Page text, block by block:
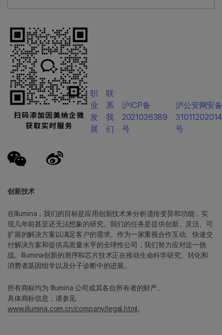
创新技术
在Illumina，我们的目标是应用创新技术来分析遗传变异和功能，实
现几年前甚至还无法想象的研究。我们的任务是提供创新、灵活、可
扩展的解决方案以满足客户的需求。作为一家重视合作互动、快速交
付解决方案和提供高质量水平的全球性公司，我们努力应对这一挑
战。Illumina创新的测序和芯片技术正在推动生命科学研究、转化和
消费者基因组学以及分子诊断中的进展。
所有商标均为 Illumina 公司或其各自所有者的财产。
具体商标信息，请参见
www.illumina.com.cn/company/legal.html。
职
业
发
展
联
系
我
们
沪ICP备
2021026389
号
沪公安网安
号